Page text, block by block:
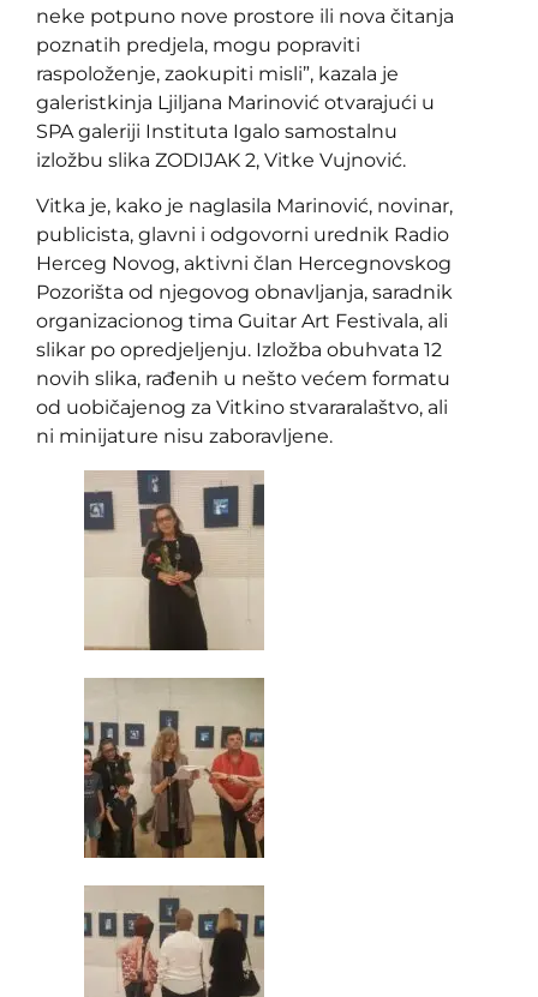
neke potpuno nove prostore ili nova čitanja
poznatih predjela, mogu popraviti
raspoloženje, zaokupiti misli”, kazala je
galeristkinja Ljiljana Marinović otvarajući u
SPA galeriji Instituta Igalo samostalnu
izložbu slika ZODIJAK 2, Vitke Vujnović.
Vitka je, kako je naglasila Marinović, novinar,
publicista, glavni i odgovorni urednik Radio
Herceg Novog, aktivni član Hercegnovskog
Pozorišta od njegovog obnavljanja, saradnik
organizacionog tima Guitar Art Festivala, ali
slikar po opredjeljenju. Izložba obuhvata 12
novih slika, rađenih u nešto većem formatu
od uobičajenog za Vitkino stvararalaštvo, ali
ni minijature nisu zaboravljene.